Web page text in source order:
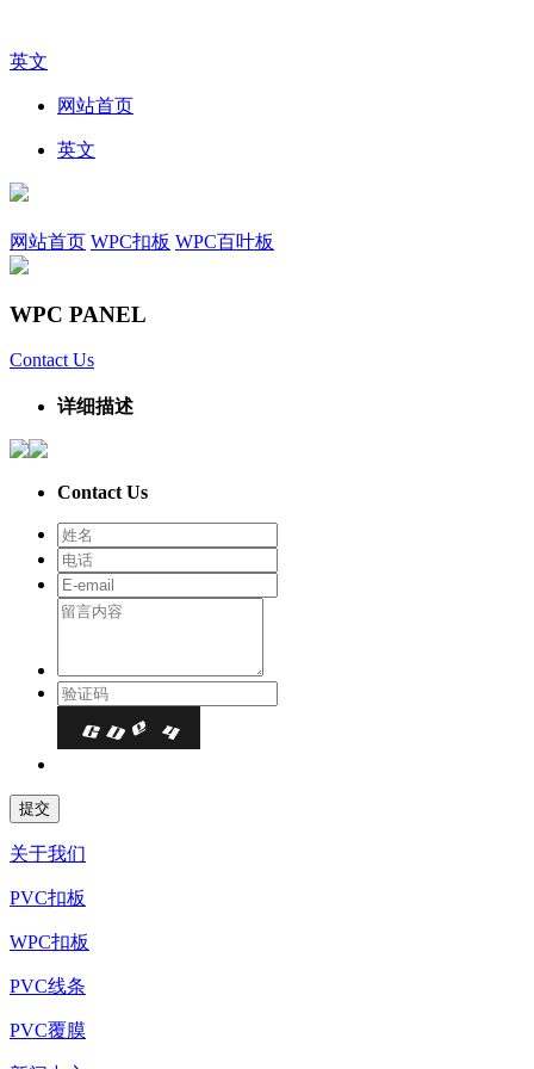
英文
网站首页
英文
网站首页 WPC扣板 WPC百叶板
WPC PANEL
Contact Us
详细描述
Contact Us
关于我们
PVC扣板
WPC扣板
PVC线条
PVC覆膜